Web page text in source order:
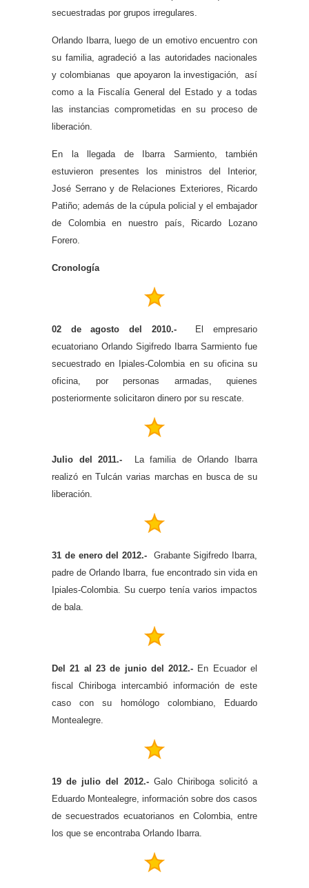
secuestradas por grupos irregulares.
Orlando Ibarra, luego de un emotivo encuentro con
su familia, agradeció a las autoridades nacionales
y colombianas que apoyaron la investigación, así
como a la Fiscalía General del Estado y a todas
las instancias comprometidas en su proceso de
liberación.
En la llegada de Ibarra Sarmiento, también
estuvieron presentes los ministros del Interior,
José Serrano y de Relaciones Exteriores, Ricardo
Patiño; además de la cúpula policial y el embajador
de Colombia en nuestro país, Ricardo Lozano
Forero.
Cronología
02 de agosto del 2010.-
El empresario
ecuatoriano Orlando Sigifredo Ibarra Sarmiento fue
secuestrado en Ipiales-Colombia en su oficina su
oficina, por personas armadas, quienes
posteriormente solicitaron dinero por su rescate.
Julio del 2011.-
La familia de Orlando Ibarra
realizó en Tulcán varias marchas en busca de su
liberación.
31 de enero del 2012.- Grabante Sigifredo Ibarra,
padre de Orlando Ibarra, fue encontrado sin vida en
Ipiales-Colombia. Su cuerpo tenía varios impactos
de bala.
Del 21 al 23 de junio del 2012.- En Ecuador el
fiscal Chiriboga intercambió información de este
caso con su homólogo colombiano, Eduardo
Montealegre.
19 de julio del 2012.- Galo Chiriboga solicitó a
Eduardo Montealegre, información sobre dos casos
de secuestrados ecuatorianos en Colombia, entre
los que se encontraba Orlando Ibarra.